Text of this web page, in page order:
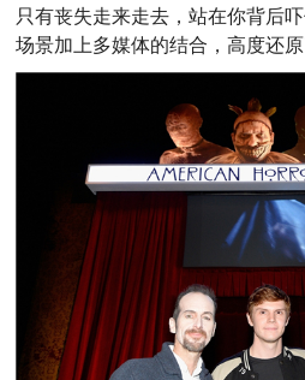
只有丧失走来走去，站在你背后
场景加上多媒体的结合，高度还原